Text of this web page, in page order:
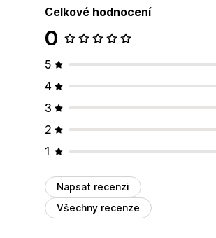
Celkové hodnocení
0
5
4
3
2
1
Napsat recenzi
Všechny recenze